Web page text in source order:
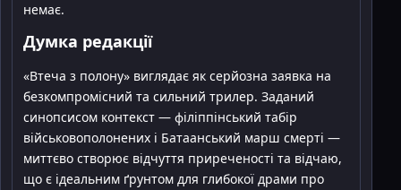
немає.
Думка редакції
«Втеча з полону» виглядає як серйозна заявка на
безкомпромісний та сильний трилер. Заданий
синопсисом контекст — філіппінський табір
військовополонених і Батаанський марш смерті —
миттєво створює відчуття приреченості та відчаю,
що є ідеальним ґрунтом для глибокої драми про